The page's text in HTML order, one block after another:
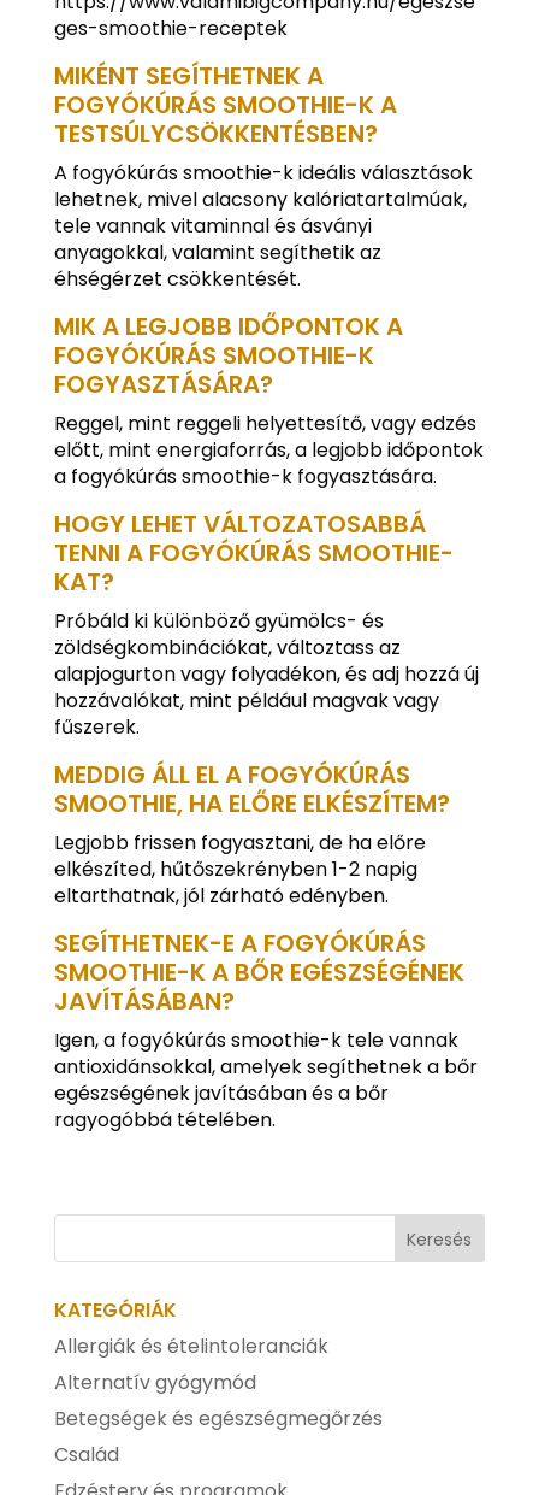
ges-smoothie-receptek
MIKÉNT SEGÍTHETNEK A
FOGYÓKÚRÁS SMOOTHIE-K A
TESTSÚLYCSÖKKENTÉSBEN?
A fogyókúrás smoothie-k ideális választások
lehetnek, mivel alacsony kalóriatartalmúak,
tele vannak vitaminnal és ásványi
anyagokkal, valamint segíthetik az
éhségérzet csökkentését.
MIK A LEGJOBB IDŐPONTOK A
FOGYÓKÚRÁS SMOOTHIE-K
FOGYASZTÁSÁRA?
Reggel, mint reggeli helyettesítő, vagy edzés
előtt, mint energiaforrás, a legjobb időpontok
a fogyókúrás smoothie-k fogyasztására.
HOGY LEHET VÁLTOZATOSABBÁ
TENNI A FOGYÓKÚRÁS SMOOTHIE-
KAT?
Próbáld ki különböző gyümölcs- és
zöldségkombinációkat, változtass az
alapjogurton vagy folyadékon, és adj hozzá új
hozzávalókat, mint például magvak vagy
fűszerek.
MEDDIG ÁLL EL A FOGYÓKÚRÁS
SMOOTHIE, HA ELŐRE ELKÉSZÍTEM?
Legjobb frissen fogyasztani, de ha előre
elkészíted, hűtőszekrényben 1-2 napig
eltarthatnak, jól zárható edényben.
SEGÍTHETNEK-E A FOGYÓKÚRÁS
SMOOTHIE-K A BŐR EGÉSZSÉGÉNEK
JAVÍTÁSÁBAN?
Igen, a fogyókúrás smoothie-k tele vannak
antioxidánsokkal, amelyek segíthetnek a bőr
egészségének javításában és a bőr
ragyogóbbá tételében.
KATEGÓRIÁK
Allergiák és ételintoleranciák
Alternatív gyógymód
Betegségek és egészségmegőrzés
Család